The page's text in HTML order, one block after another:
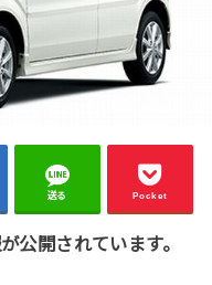
送る Pocket
公開されています。